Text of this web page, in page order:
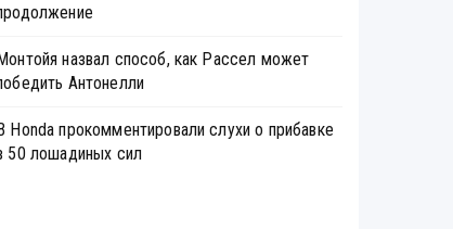
назвал способ, как Рассел может
Антонелли
Honda прокомментировали слухи о прибавке
50 лошадиных сил